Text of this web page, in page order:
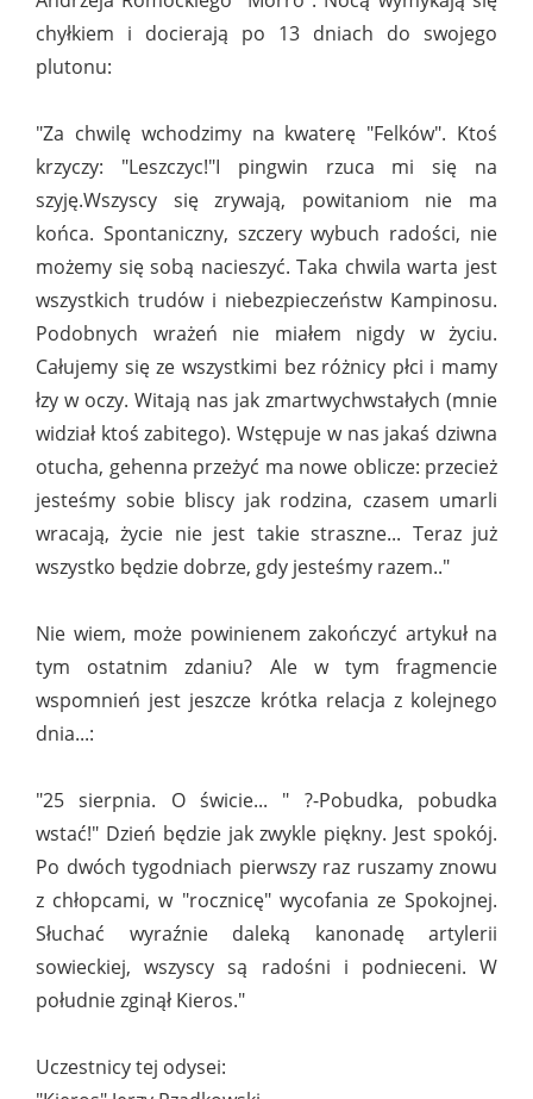
chyłkiem i docierają po 13 dniach do swojego
plutonu:
"Za chwilę wchodzimy na kwaterę "Felków". Ktoś
krzyczy: "Leszczyc!"I pingwin rzuca mi się na
szyję.Wszyscy się zrywają, powitaniom nie ma
końca. Spontaniczny, szczery wybuch radości, nie
możemy się sobą nacieszyć. Taka chwila warta jest
wszystkich trudów i niebezpieczeństw Kampinosu.
Podobnych wrażeń nie miałem nigdy w życiu.
Całujemy się ze wszystkimi bez różnicy płci i mamy
łzy w oczy. Witają nas jak zmartwychwstałych (mnie
widział ktoś zabitego). Wstępuje w nas jakaś dziwna
otucha, gehenna przeżyć ma nowe oblicze: przecież
jesteśmy sobie bliscy jak rodzina, czasem umarli
wracają, życie nie jest takie straszne... Teraz już
wszystko będzie dobrze, gdy jesteśmy razem.."
Nie wiem, może powinienem zakończyć artykuł na
tym ostatnim zdaniu? Ale w tym fragmencie
wspomnień jest jeszcze krótka relacja z kolejnego
dnia...:
"25 sierpnia. O świcie... " ?-Pobudka, pobudka
wstać!" Dzień będzie jak zwykle piękny. Jest spokój.
Po dwóch tygodniach pierwszy raz ruszamy znowu
z chłopcami, w "rocznicę" wycofania ze Spokojnej.
Słuchać wyraźnie daleką kanonadę artylerii
sowieckiej, wszyscy są radośni i podnieceni. W
południe zginął Kieros."
Uczestnicy tej odysei: